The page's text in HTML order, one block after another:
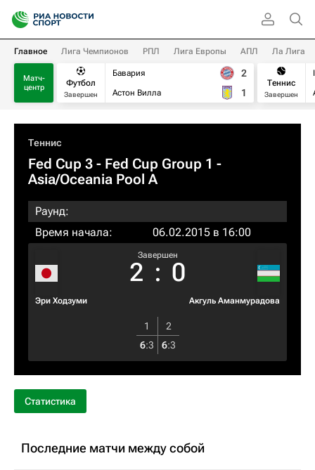
Главное Лига Чемпионов РПЛ Лига Европы АПЛ Ла Лига
Матч-
центр
Футбол
Завершен
Бавария
Астон Вилла
2
1
Теннис
Завершен
Теннис
Fed Cup 3 - Fed Cup Group 1 -
Asia/Oceania Pool A
Раунд:
Время начала:
06.02.2015 в 16:00
Эри Ходзуми
Завершен
2 : 0
Акгуль Аманмурадова
1
2
6:3 6:3
Статистика
Последние матчи между собой